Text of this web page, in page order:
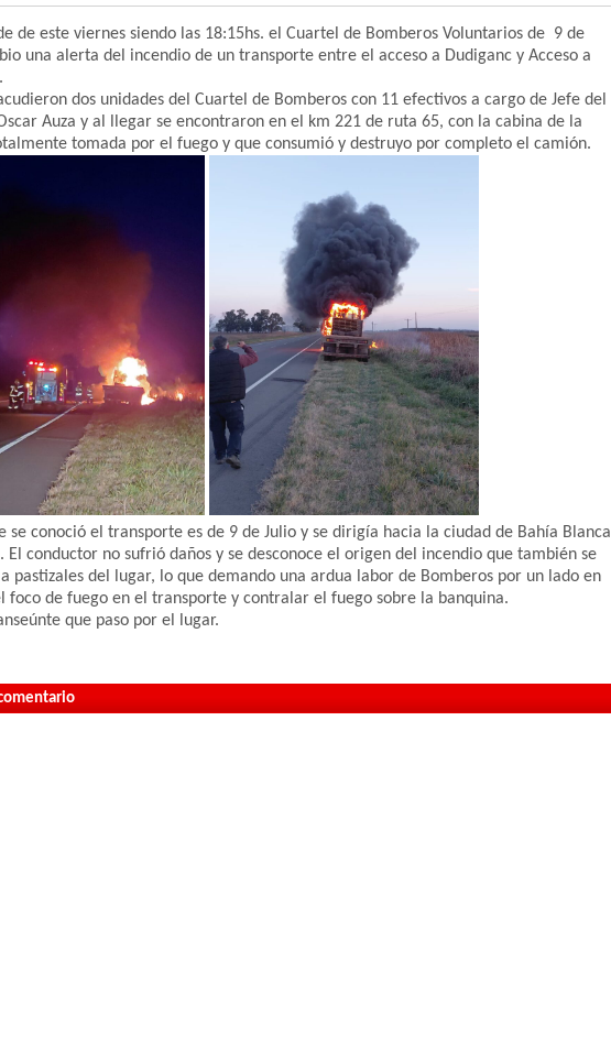
de este viernes siendo las 18:15hs. el Cuartel de Bomberos Voluntarios de 9 de
una alerta del incendio de un transporte entre el acceso a Dudiganc y Acceso a
dos unidades del Cuartel de Bomberos con 11 efectivos a cargo de Jefe del
Auza y al llegar se encontraron en el km 221 de ruta 65, con la cabina de la
tomada por el fuego y que consumió y destruyo por completo el camión.
se conoció el transporte es de 9 de Julio y se dirigía hacia la ciudad de Bahía Blanca
El conductor no sufrió daños y se desconoce el origen del incendio que también se
pastizales del lugar, lo que demando una ardua labor de Bomberos por un lado en
foco de fuego en el transporte y contralar el fuego sobre la banquina.
que paso por el lugar.